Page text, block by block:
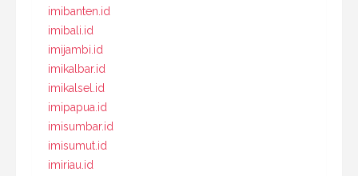
imibanten.id
imibali.id
imijambi.id
imikalbar.id
imikalsel.id
imipapua.id
imisumbar.id
imisumut.id
imiriau.id